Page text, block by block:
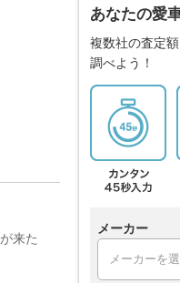
来た
あなたの愛
複数社の査定
調べよう！
メーカー